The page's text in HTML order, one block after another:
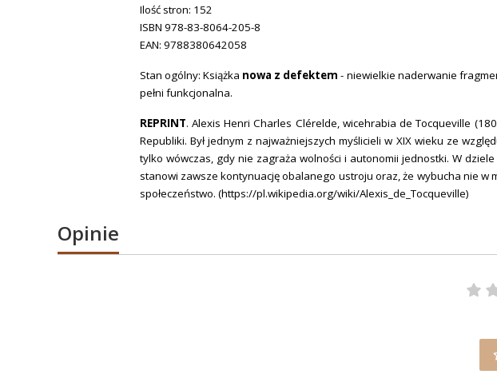
Ilość stron: 152
ISBN 978-83-8064-205-8
EAN: 9788380642058
Stan ogólny: Książka nowa z defektem - niewielkie naderwanie
pełni funkcjonalna.
REPRINT. Alexis Henri Charles Clérelde, wicehrabia de Tocqueville
Republiki. Był jednym z najważniejszych myślicieli w XIX wieku ze
tylko wówczas, gdy nie zagraża wolności i autonomii jednostki. W dziele
stanowi zawsze kontynuację obalanego ustroju oraz, że wybucha nie
społeczeństwo. (https://pl.wikipedia.org/wiki/Alexis_de_Tocqueville)
Opinie